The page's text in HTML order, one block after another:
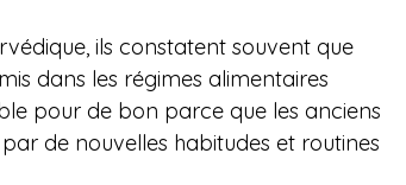
ils constatent souvent que
dans les régimes alimentaires
pour de bon parce que les anciens
de nouvelles habitudes et routines